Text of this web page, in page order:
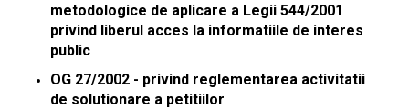
metodologice de aplicare a Legii 544/2001
privind liberul acces la informatiile de interes
public
OG 27/2002 - privind reglementarea activitatii
de solutionare a petitiilor